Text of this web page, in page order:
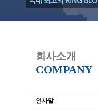
회사소개
COMPANY
인사말